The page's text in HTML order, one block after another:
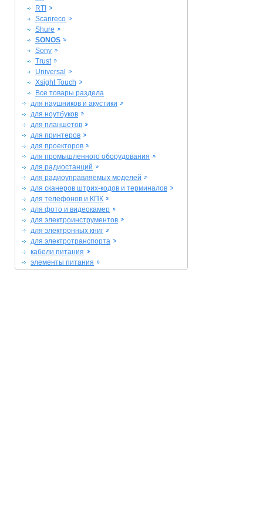
RTI
Scanreco
Shure
SONOS
Sony
Trust
Universal
Xsight Touch
Все товары раздела
для наушников и акустики
для ноутбуков
для планшетов
для принтеров
для проекторов
для промышленного оборудования
для радиостанций
для радиоуправляемых моделей
для сканеров штрих-кодов и терминалов
для телефонов и КПК
для фото и видеокамер
для электроинструментов
для электронных книг
для электротранспорта
кабели питания
элементы питания